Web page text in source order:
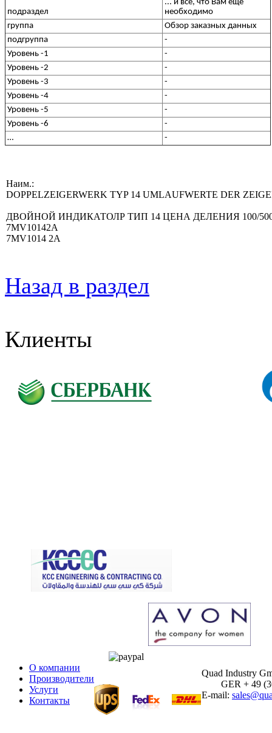
подраздел
... и все, что Вам еще
необходимо
группа
Обзор заказных данных
подгруппа
-
Уровень -1
-
Уровень -2
-
Уровень -3
-
Уровень -4
-
Уровень -5
-
Уровень -6
-
…
-
Наим.:
DOPPELZEIGERWERK TYP 14 UMLAUFWERTE DER
ДВОЙНОЙ ИНДИКАТОЛР ТИП 14 ЦЕНА ДЕЛЕНИЯ 100/
7MV10142A
7MV1014 2A
Назад в раздел
Клиенты
О компании
Производители
Услуги
Контакты
Quad Industry
GER + 49
E-mail: